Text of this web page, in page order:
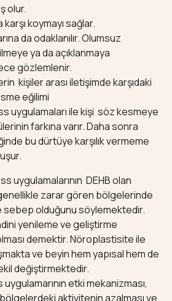
olur.
karşı koymayı sağlar.
da odaklanılır. Olumsuz
ya da açıklanmaya
gözlemlenir.
kişiler arası iletişimde karşıdaki
eğilimi
uygulamaları ile kişi söz kesmeye
farkına varır. Daha sonra
bu dürtüye karşılık vermeme
uygulamalarının DEHB olan
zarar gören bölgelerinde
olduğunu söylemektedir.
yenileme ve geliştirme
demektir. Nöroplastisite ile
ve beyin hem yapısal hem de
değiştirmektedir.
etki mekanizması,
aktivitenin azalması ve